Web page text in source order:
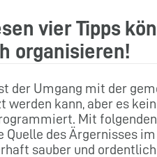
vier Tipps
organisieren!
der Umgang mit der
werden kann, aber es
Mit
Quelle des Ärgernisses
sauber und